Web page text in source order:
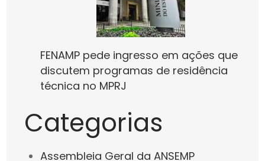
FENAMP pede ingresso em ações que
discutem programas de residência
técnica no MPRJ
Categorias
Assembleia Geral da ANSEMP